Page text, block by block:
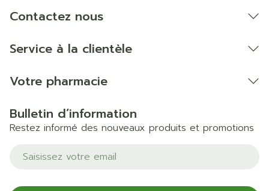
Contactez nous
Service à la clientèle
Votre pharmacie
Bulletin d’information
Restez informé des nouveaux produits et promotions
Adresse mail